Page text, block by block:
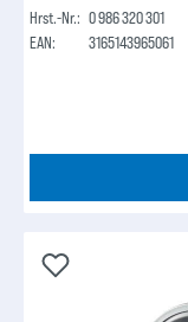
Hrst.-Nr.: 0 986 320 301
EAN:
3165143965061